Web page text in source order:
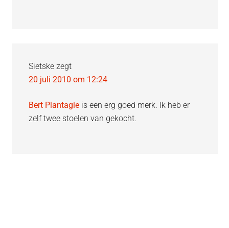
Sietske zegt
20 juli 2010 om 12:24
Bert Plantagie is een erg goed merk. Ik heb er
zelf twee stoelen van gekocht.